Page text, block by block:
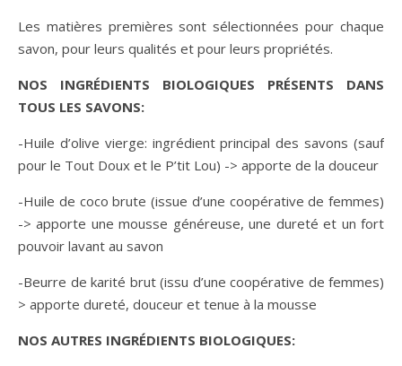
Les matières premières sont sélectionnées pour chaque
savon, pour leurs qualités et pour leurs propriétés.
NOS INGRÉDIENTS BIOLOGIQUES PRÉSENTS DANS
TOUS LES SAVONS:
-Huile d’olive vierge: ingrédient principal des savons (sauf
pour le Tout Doux et le P’tit Lou) -> apporte de la douceur
-Huile de coco brute (issue d’une coopérative de femmes)
-> apporte une mousse généreuse, une dureté et un fort
pouvoir lavant au savon
-Beurre de karité brut (issu d’une coopérative de femmes)
> apporte dureté, douceur et tenue à la mousse
NOS AUTRES INGRÉDIENTS BIOLOGIQUES: